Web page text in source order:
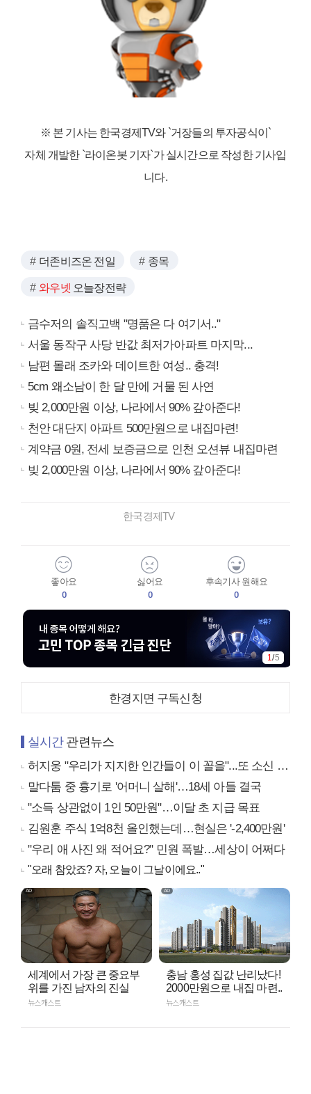
※ 본 기사는 한국경제TV와 `거장들의 투자공식이`
자체 개발한 `라이온봇 기자`가 실시간으로 작성한 기사입
니다.
더존비즈온 전일 종목
와우넷 오늘장전략
금수저의 솔직고백 "명품은 다 여기서.."
서울 동작구 사당 반값 최저가아파트 마지막...
남편 몰래 조카와 데이트한 여성.. 충격!
5cm 왜소남이 한 달 만에 거물 된 사연
빚 2,000만원 이상, 나라에서 90% 갚아준다!
천안 대단지 아파트 500만원으로 내집마련!
계약금 0원, 전세 보증금으로 인천 오션뷰 내집마련
빚 2,000만원 이상, 나라에서 90% 갚아준다!
한국경제TV
좋아요
0
싫어요
0
후속기사 원해요
0
1/5
한경지면 구독신청
실시간관련뉴스
허지웅 "우리가 지지한 인간들이 이 꼴을"...또 소신 발언
말다툼 중 흉기로 '어머니 살해'…18세 아들 결국
"소득 상관없이 1인 50만원"…이달 초 지급 목표
김원훈 주식 1억8천 올인했는데…현실은 '-2,400만원'
"우리 애 사진 왜 적어요?" 민원 폭발…세상이 어쩌다
"오래 참았죠? 자, 오늘이 그날이에요.."
세계에서 가장 큰 중요부
위를 가진 남자의 진실
뉴스캐스트
충남 홍성 집값 난리났다!
2000만원으로 내집 마련..
뉴스캐스트